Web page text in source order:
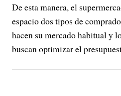
De esta manera, el
espacio dos tipos de
hacen su mercado habitual y
buscan optimizar el